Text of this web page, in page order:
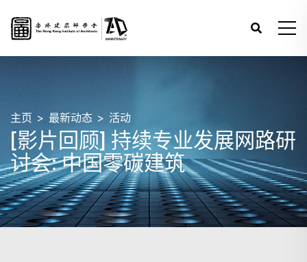
主页 最新动态 活动
[影片回顾] 持续专业发展网路研
讨会: 中国零碳建筑